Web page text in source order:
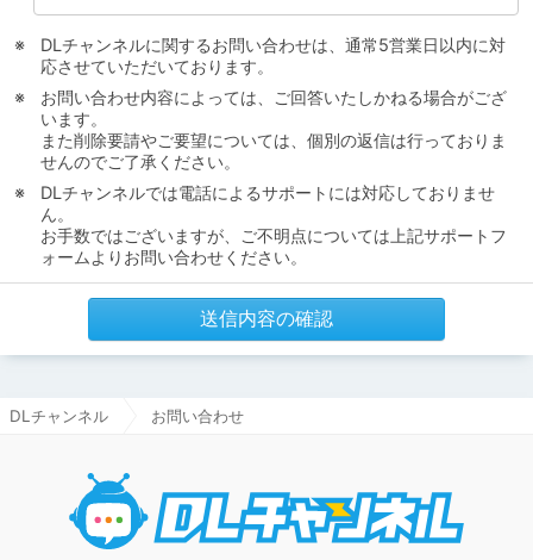
DLチャンネルに関するお問い合わせは、通常5営業日以内に対
応させていただいております。
お問い合わせ内容によっては、ご回答いたしかねる場合がござ
います。
また削除要請やご要望については、個別の返信は行っておりま
せんのでご了承ください。
DLチャンネルでは電話によるサポートには対応しておりませ
ん。
お手数ではございますが、ご不明点については上記サポートフ
ォームよりお問い合わせください。
送信内容の確認
DLチャンネル お問い合わせ